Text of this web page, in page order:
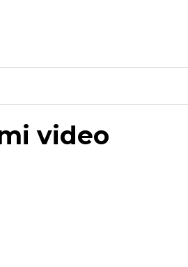
video